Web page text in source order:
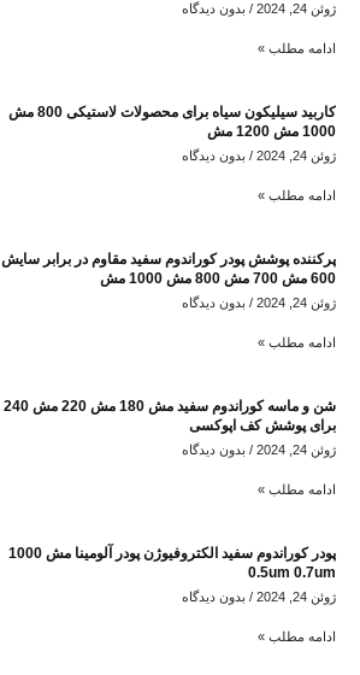
ژوئن 24, 2024 بدون دیدگاه
ادامه مطلب »
کاربید سیلیکون سیاه برای محصولات لاستیکی 800 مش
1000 مش 1200 مش
ژوئن 24, 2024 بدون دیدگاه
ادامه مطلب »
پرکننده پوشش پودر کوراندوم سفید مقاوم در برابر سایش
600 مش 700 مش 800 مش 1000 مش
ژوئن 24, 2024 بدون دیدگاه
ادامه مطلب »
شن و ماسه کوراندوم سفید مش 180 مش 220 مش 240
برای پوشش کف اپوکسی
ژوئن 24, 2024 بدون دیدگاه
ادامه مطلب »
پودر کوراندوم سفید الکتروفیوژن پودر آلومینا مش 1000
0.5um 0.7um
ژوئن 24, 2024 بدون دیدگاه
ادامه مطلب »